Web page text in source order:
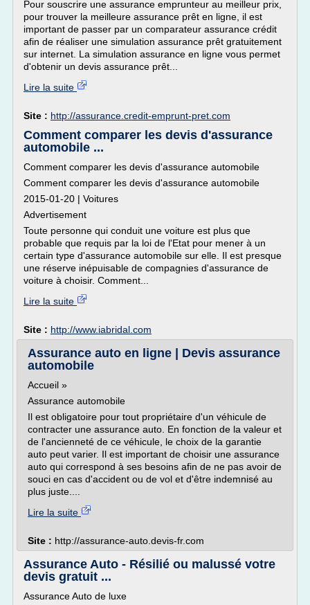
Pour souscrire une assurance emprunteur au meilleur prix,
pour trouver la meilleure assurance prêt en ligne, il est
important de passer par un comparateur assurance crédit
afin de réaliser une simulation assurance prêt gratuitement
sur internet. La simulation assurance en ligne vous permet
d'obtenir un devis assurance prêt...
Lire la suite
Site : http://assurance.credit-emprunt-pret.com
Comment comparer les devis d'assurance
automobile ...
Comment comparer les devis d'assurance automobile
Comment comparer les devis d'assurance automobile
2015-01-20 | Voitures
Advertisement
Toute personne qui conduit une voiture est plus que
probable que requis par la loi de l'Etat pour mener à un
certain type d'assurance automobile sur elle. Il est presque
une réserve inépuisable de compagnies d'assurance de
voiture à choisir. Comment...
Lire la suite
Site : http://www.iabridal.com
Assurance auto en ligne | Devis assurance
automobile
Accueil »
Assurance automobile
Il est obligatoire pour tout propriétaire d'un véhicule de
contracter une assurance auto. En fonction de la valeur et
de l'ancienneté de ce véhicule, le choix de la garantie
auto peut varier. Il est important de choisir une assurance
auto qui correspond à ses besoins afin de ne pas avoir de
souci en cas d'accident ou de vol et d'être indemnisé au
plus juste....
Lire la suite
Site : http://assurance-auto.devis-fr.com
Assurance Auto - Résilié ou malussé votre
devis gratuit ...
Assurance Auto de luxe